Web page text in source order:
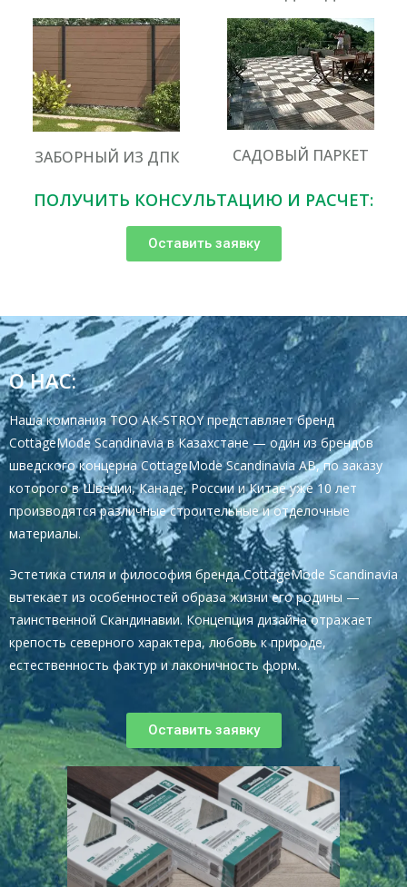
ЗАБОРНЫЙ ИЗ ДПК САДОВЫЙ ПАРКЕТ
ПОЛУЧИТЬ КОНСУЛЬТАЦИЮ И РАСЧЕТ:
Оставить заявку
О НАС:
Наша компания TOO AK-STROY представляет бренд
CottageMode Scandinavia в Казахстане — один из брендов
шведского концерна CottageMode Scandinavia AB, по заказу
которого в Швеции, Канаде, России и Китае уже 10 лет
производятся различные строительные и отделочные
материалы.
Эстетика стиля и философия бренда СottageMode Scandinavia
вытекает из особенностей образа жизни его родины —
таинственной Скандинавии. Концепция дизайна отражает
крепость северного характера, любовь к природе,
естественность фактур и лаконичность форм.
Оставить заявку